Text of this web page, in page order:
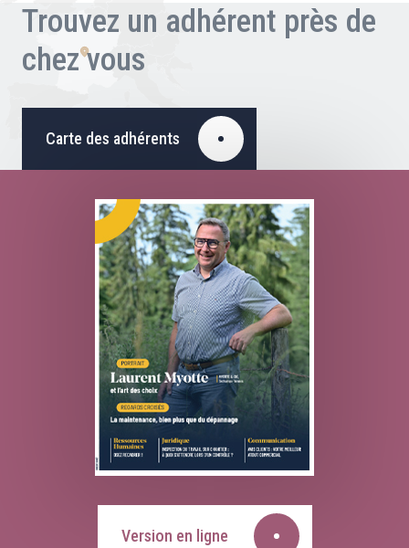
Trouvez un adhérent près de
chez vous
Carte des adhérents
Version en ligne